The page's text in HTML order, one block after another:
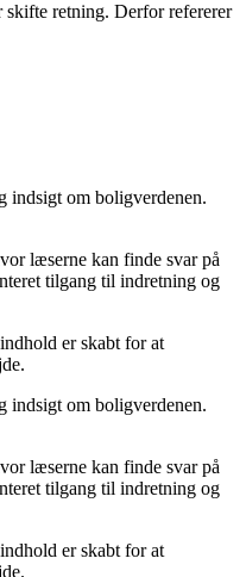
skifte retning. Derfor refererer
indsigt om boligverdenen.
læserne kan finde svar på
tilgang til indretning og
er skabt for at
indsigt om boligverdenen.
læserne kan finde svar på
tilgang til indretning og
er skabt for at